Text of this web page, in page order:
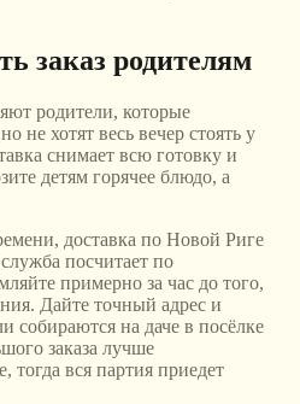
заказ родителям
родители, которые
не хотят весь вечер стоять у
снимает всю готовку и
детям горячее блюдо, а
доставка по Новой Риге
посчитает по
примерно за час до того,
Дайте точный адрес и
собираются на даче в посёлке
заказа лучше
тогда вся партия приедет